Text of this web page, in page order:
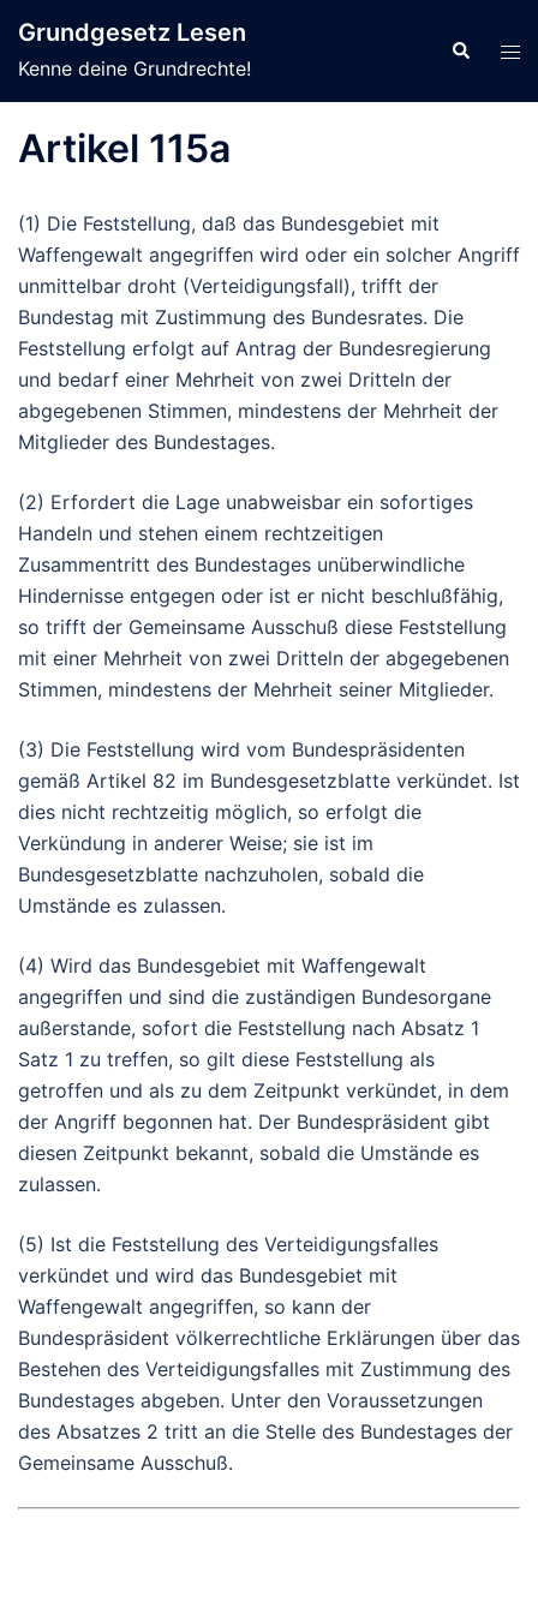
Inhalt
springen
Grundgesetz Lesen
Kenne deine Grundrechte!
Suche
Artikel 115a
(1) Die Feststellung, daß das Bundesgebiet mit
Waffengewalt angegriffen wird oder ein solcher Angriff
unmittelbar droht (Verteidigungsfall), trifft der
Bundestag mit Zustimmung des Bundesrates. Die
Feststellung erfolgt auf Antrag der Bundesregierung
und bedarf einer Mehrheit von zwei Dritteln der
abgegebenen Stimmen, mindestens der Mehrheit der
Mitglieder des Bundestages.
(2) Erfordert die Lage unabweisbar ein sofortiges
Handeln und stehen einem rechtzeitigen
Zusammentritt des Bundestages unüberwindliche
Hindernisse entgegen oder ist er nicht beschlußfähig,
so trifft der Gemeinsame Ausschuß diese Feststellung
mit einer Mehrheit von zwei Dritteln der abgegebenen
Stimmen, mindestens der Mehrheit seiner Mitglieder.
(3) Die Feststellung wird vom Bundespräsidenten
gemäß Artikel 82 im Bundesgesetzblatte verkündet. Ist
dies nicht rechtzeitig möglich, so erfolgt die
Verkündung in anderer Weise; sie ist im
Bundesgesetzblatte nachzuholen, sobald die
Umstände es zulassen.
(4) Wird das Bundesgebiet mit Waffengewalt
angegriffen und sind die zuständigen Bundesorgane
außerstande, sofort die Feststellung nach Absatz 1
Satz 1 zu treffen, so gilt diese Feststellung als
getroffen und als zu dem Zeitpunkt verkündet, in dem
der Angriff begonnen hat. Der Bundespräsident gibt
diesen Zeitpunkt bekannt, sobald die Umstände es
zulassen.
(5) Ist die Feststellung des Verteidigungsfalles
verkündet und wird das Bundesgebiet mit
Waffengewalt angegriffen, so kann der
Bundespräsident völkerrechtliche Erklärungen über das
Bestehen des Verteidigungsfalles mit Zustimmung des
Bundestages abgeben. Unter den Voraussetzungen
des Absatzes 2 tritt an die Stelle des Bundestages der
Gemeinsame Ausschuß.